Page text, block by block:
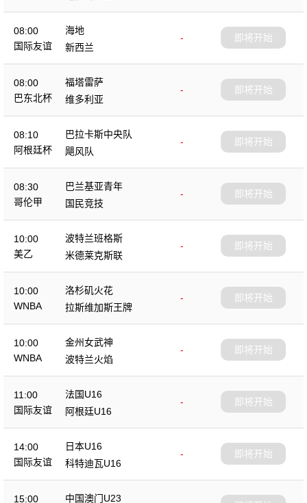
08:00
国际友谊
海地
-
新西兰
即将开始
08:00
巴东北杯
福塔雷萨
-
维多利亚
即将开始
08:10
阿根廷杯
巴拉卡斯中央队
-
飓风队
即将开始
08:30
哥伦甲
巴兰基亚青年
-
国民竞技
即将开始
10:00
美乙
波特兰班格斯
-
米德莱克斯联
即将开始
10:00
WNBA
洛杉矶火花
-
拉斯维加斯王牌
即将开始
10:00
WNBA
金州女武神
-
波特兰火焰
即将开始
11:00
国际友谊
法国U16
-
阿根廷U16
即将开始
14:00
国际友谊
日本U16
-
科特迪瓦U16
即将开始
15:00
中国澳门U23